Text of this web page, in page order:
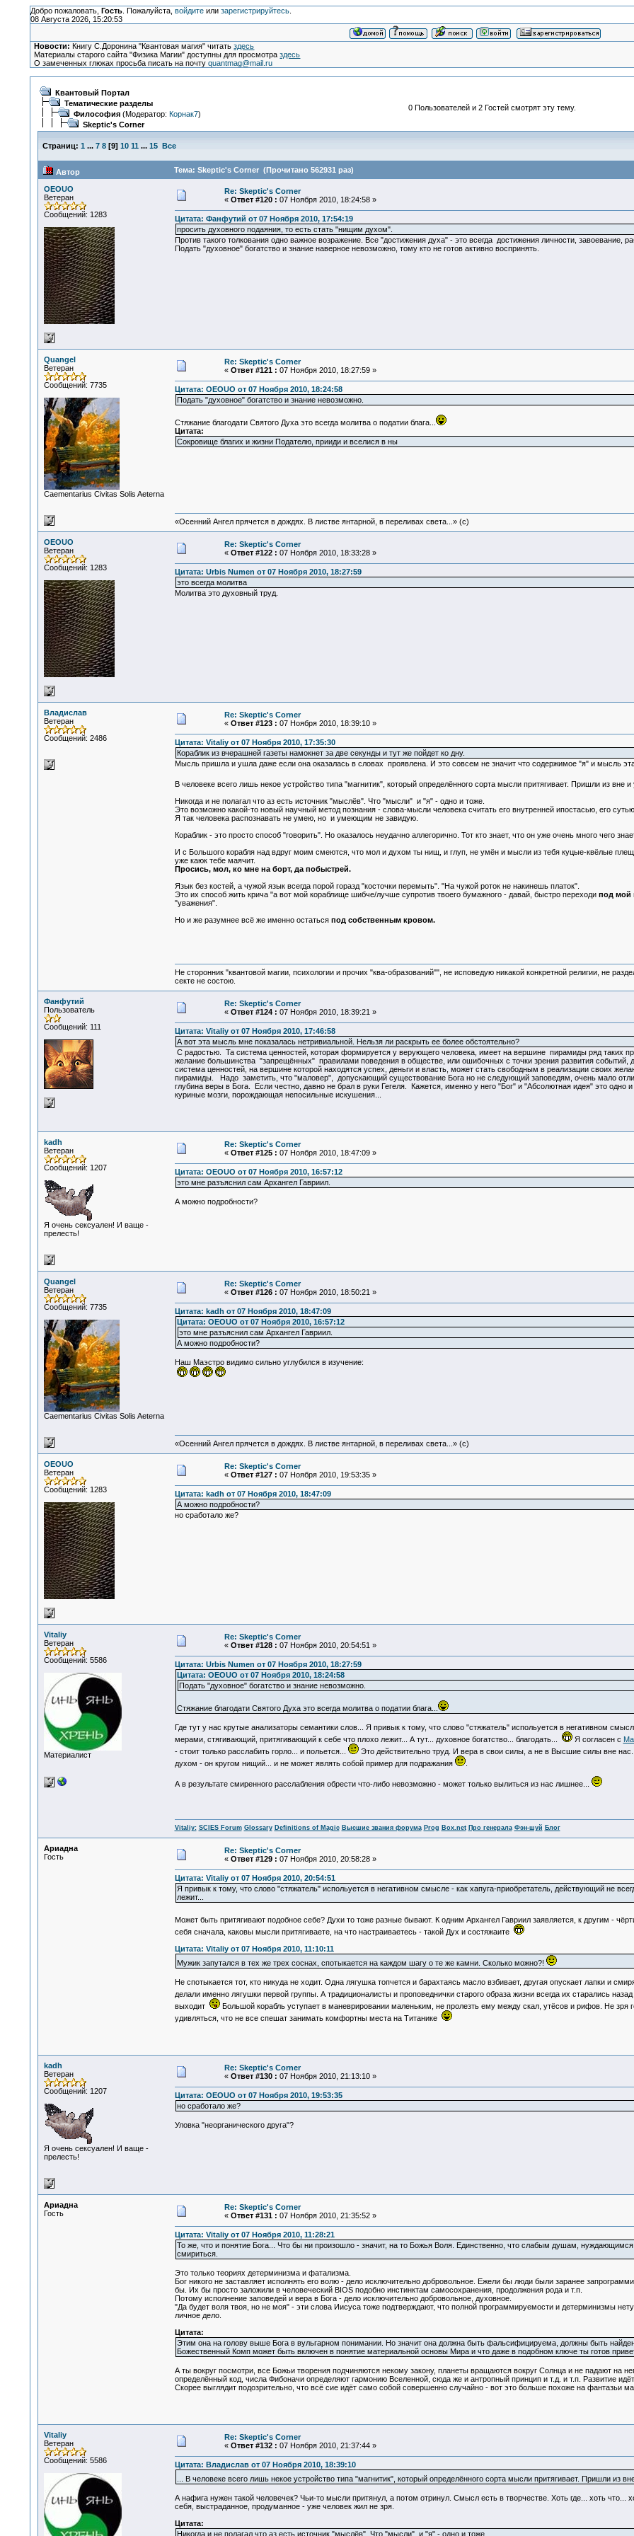
Добро пожаловать, Гость. Пожалуйста, войдитеили зарегистрируйтесь.
08 Августа 2026, 15:20:53
Новости: Книгу С.Доронина "Квантовая магия" читатьздесь
Материалы старого сайта "Физика Магии" доступны для просмотраздесь
О замеченных глюках просьба писать на почтуquantmag@mail.ru
Квантовый Портал
Тематические разделы
Философия(Модератор: Корнак7)
Skeptic's Corner
0 Пользователей и 2 Гостей смотрят эту тему.
Страниц: 1 ... 7 8[9] 10 11 ... 15 Все
Автор Тема: Skeptic's Corner (Прочитано 562931 раз)
OEOUO
Ветеран
Сообщений: 1283
Re: Skeptic's Corner
« Ответ #120 : 07 Ноября 2010, 18:24:58 »
Цитата: Фанфутий от 07 Ноября 2010, 17:54:19
просить духовного подаяния, то есть стать "нищим духом".
Против такого толкования одно важное возражение. Все "достижения духа" - это всегда достижения личности, завоевание,
Подать "духовное" богатство и знание наверное невозможно, тому кто не готов активно воспринять.
Quangel
Ветеран
Сообщений: 7735
Сaementarius Civitas Solis Aeterna
Re: Skeptic's Corner
« Ответ #121 : 07 Ноября 2010, 18:27:59 »
Цитата: OEOUO от 07 Ноября 2010, 18:24:58
Подать "духовное" богатство и знание невозможно.
Стяжание благодати Святого Духа это всегда молитва о податии блага...
Цитата:
Сокровище благих и жизни Подателю, прииди и вселися в ны
«Осенний Ангел прячется в дождях. В листве янтарной, в переливах света...» (c)
OEOUO
Ветеран
Сообщений: 1283
Re: Skeptic's Corner
« Ответ #122 : 07 Ноября 2010, 18:33:28 »
Цитата: Urbis Numen от 07 Ноября 2010, 18:27:59
это всегда молитва
Молитва это духовный труд.
Владислав
Ветеран
Сообщений: 2486
Re: Skeptic's Corner
« Ответ #123 : 07 Ноября 2010, 18:39:10 »
Цитата: Vitaliy от 07 Ноября 2010, 17:35:30
Кораблик из вчерашней газеты намокнет за две секунды и тут же пойдет ко дну.
Мысль пришла и ушла даже если она оказалась в словах проявлена. И это совсем не значит что содержимое "я" и мысль
В человеке всего лишь некое устройство типа "магнитик", который определённого сорта мысли притягивает. Пришли из вне
Никогда и не полагал что аз есть источник "мыслёв". Что "мысли" и "я" - одно и тоже.
Это возможно какой-то новый научный метод познания - слова-мысли человека считать его внутренней ипостасью, его сутью.
Я так человека распознавать не умею, но и умеющим не завидую.
Кораблик - это просто способ "говорить". Но оказалось неудачно аллегорично. Тот кто знает, что он уже очень много чего
И с Большого корабля над вдруг моим смеются, что мол и духом ты нищ, и глуп, не умён и мысли из тебя куцые-квёлые
уже каюк тебе маячит.
Просись, мол, ко мне на борт, да побыстрей.
Язык без костей, а чужой язык всегда порой горазд "косточки перемыть". "На чужой роток не накинешь платок".
Это их способ жить крича "а вот мой кораблище шибче/лучше супротив твоего бумажного - давай, быстро переходи под мой
"уважения".
Но и же разумнее всё же именно остаться под собственным кровом.
Не сторонник "квантовой магии, психологии и прочих "ква-образований"", не исповедую никакой конкретной религии, не
секте не состою.
Фанфутий
Пользователь
Сообщений: 111
Re: Skeptic's Corner
« Ответ #124 : 07 Ноября 2010, 18:39:21 »
Цитата: Vitaliy от 07 Ноября 2010, 17:46:58
А вот эта мысль мне показалась нетривиальной. Нельзя ли раскрыть ее более обстоятельно?
С радостью. Та система ценностей, которая формируется у верующего человека, имеет на вершине пирамиды ряд таких
желание большинства "запрещённых" правилами поведения в обществе, или ошибочных с точки зрения развития событий,
система ценностей, на вершине которой находятся успех, деньги и власть, может стать свободным в реализации своих
пирамиды. Надо заметить, что "маловер", допускающий существование Бога но не следующий заповедям, очень мало
глубина веры в Бога. Если честно, давно не брал в руки Гегеля. Кажется, именно у него "Бог" и "Абсолютная идея" это
куриные мозги, порождающая непосильные искушения...
kadh
Ветеран
Сообщений: 1207
Я очень сексуален! И ваще -
прелесть!
Re: Skeptic's Corner
« Ответ #125 : 07 Ноября 2010, 18:47:09 »
Цитата: OEOUO от 07 Ноября 2010, 16:57:12
это мне разъяснил сам Архангел Гавриил.
А можно подробности?
Quangel
Ветеран
Сообщений: 7735
Сaementarius Civitas Solis Aeterna
Re: Skeptic's Corner
« Ответ #126 : 07 Ноября 2010, 18:50:21 »
Цитата: kadh от 07 Ноября 2010, 18:47:09
Цитата: OEOUO от 07 Ноября 2010, 16:57:12
это мне разъяснил сам Архангел Гавриил.
А можно подробности?
Наш Маэстро видимо сильно углубился в изучение:
«Осенний Ангел прячется в дождях. В листве янтарной, в переливах света...» (c)
OEOUO
Ветеран
Сообщений: 1283
Re: Skeptic's Corner
« Ответ #127 : 07 Ноября 2010, 19:53:35 »
Цитата: kadh от 07 Ноября 2010, 18:47:09
А можно подробности?
но сработало же?
Vitaliy
Ветеран
Сообщений: 5586
Материалист
Re: Skeptic's Corner
« Ответ #128 : 07 Ноября 2010, 20:54:51 »
Цитата: Urbis Numen от 07 Ноября 2010, 18:27:59
Цитата: OEOUO от 07 Ноября 2010, 18:24:58
Подать "духовное" богатство и знание невозможно.
Стяжание благодати Святого Духа это всегда молитва о податии блага...
Где тут у нас крутые анализаторы семантики слов... Я привык к тому, что слово "стяжатель" испольуется в негативном
мерами, стягивающий, притягивающий к себе что плохо лежит... А тут... духовное богатство... благодать...
Я согласен с
- стоит только расслабить горло... и польется...
Это действительно труд. И вера в свои силы, а не в Высшие силы вне
духом - он кругом нищий... и не может являть собой пример для подражания
.
А в результате смиренного расслабления обрести что-либо невозможно - может только вылиться из нас лишнее...
Vitaliy: SCIES Forum Glossary Definitions of Magic Высшие звания форума Prog Box.net Про генерала Фэн-шуй Блог
Ариадна
Гость
Re: Skeptic's Corner
« Ответ #129 : 07 Ноября 2010, 20:58:28 »
Цитата: Vitaliy от 07 Ноября 2010, 20:54:51
Я привык к тому, что слово "стяжатель" испольуется в негативном смысле - как хапуга-приобретатель, действующий не
лежит...
Может быть притягивают подобное себе? Духи то тоже разные бывают. К одним Архангел Гавриил заявляется, к другим -
себя сначала, каковы мысли притягиваете, на что настраиваетесь - такой Дух и состяжаите
Цитата: Vitaliy от 07 Ноября 2010, 11:10:11
Мужик запутался в тех же трех соснах, спотыкается на каждом шагу о те же камни. Сколько можно?!
Не спотыкается тот, кто никуда не ходит. Одна лягушка топчется и барахтаясь масло взбивает, другая опускает лапки и
делали именно лягушки первой группы. А традиционалисты и проповеднички старого образа жизни всегда их старались
выходит
Большой корабль уступает в маневрировании маленьким, не пролезть ему между скал, утёсов и рифов. Не
удивляться, что не все спешат занимать комфортны места на Титанике
kadh
Ветеран
Сообщений: 1207
Я очень сексуален! И ваще -
прелесть!
Re: Skeptic's Corner
« Ответ #130 : 07 Ноября 2010, 21:13:10 »
Цитата: OEOUO от 07 Ноября 2010, 19:53:35
но сработало же?
Уловка "неорганического друга"?
Ариадна
Гость
Re: Skeptic's Corner
« Ответ #131 : 07 Ноября 2010, 21:35:52 »
Цитата: Vitaliy от 07 Ноября 2010, 11:28:21
То же, что и понятие Бога... Что бы ни произошло - значит, на то Божья Воля. Единственно, что слабым душам, нуждающимся
смириться.
Это только теориях детерминизма и фатализма.
Бог никого не заставляет исполнять его волю - дело исключительно добровольное. Ежели бы люди были заранее
бы. Их бы просто заложили в человеческий BIOS подобно инстинктам самосохранения, продолжения рода и т.п.
Потому исполнение заповедей и вера в Бога - дело исключительно добровольное, духовное.
"Да будет воля твоя, но не моя" - эти слова Иисуса тоже подтверждают, что полной программируемости и детерминизмы
личное дело.
Цитата:
Этим она на голову выше Бога в вульгарном понимании. Но значит она должна быть фальсифицируема, должны быть
Божественный Комп может быть включен в понятие материальной основы Мира и что даже в подобном ключе ты готов
А ты вокруг посмотри, все Божьи творения подчиняются некому закону, планеты вращаются вокруг Солнца и не падают на
определённый код, числа Фибоначи определяют гармонию Вселенной, сюда же и антропный принцип и т.д. и т.п. Развитие
Скорее выглядит подозрительно, что всё сие идёт само собой совершенно случайно - вот это больше похоже на фантазьи
Vitaliy
Ветеран
Сообщений: 5586
Re: Skeptic's Corner
« Ответ #132 : 07 Ноября 2010, 21:37:44 »
Цитата: Владислав от 07 Ноября 2010, 18:39:10
... В человеке всего лишь некое устройство типа "магнитик", который определённого сорта мысли притягивает. Пришли из
А нафига нужен такой человечек? Чьи-то мысли притянул, а потом отринул. Смысл есть в творчестве. Хоть где... хоть что...
себя, выстраданное, продуманное - уже человек жил не зря.
Цитата:
Никогда и не полагал что аз есть источник "мыслёв". Что "мысли" и "я" - одно и тоже.